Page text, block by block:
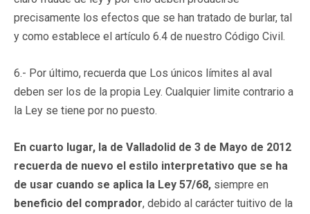
precisamente los efectos que se han tratado de burlar, tal
y como establece el artículo 6.4 de nuestro Código Civil.
6.- Por último, recuerda que Los únicos límites al aval
deben ser los de la propia Ley. Cualquier limite contrario a
la Ley se tiene por no puesto.
En cuarto lugar, la de Valladolid de 3 de Mayo de 2012
recuerda de nuevo el estilo interpretativo que se ha
de usar cuando se aplica la Ley 57/68, siempre en
beneficio del comprador, debido al carácter tuitivo de la